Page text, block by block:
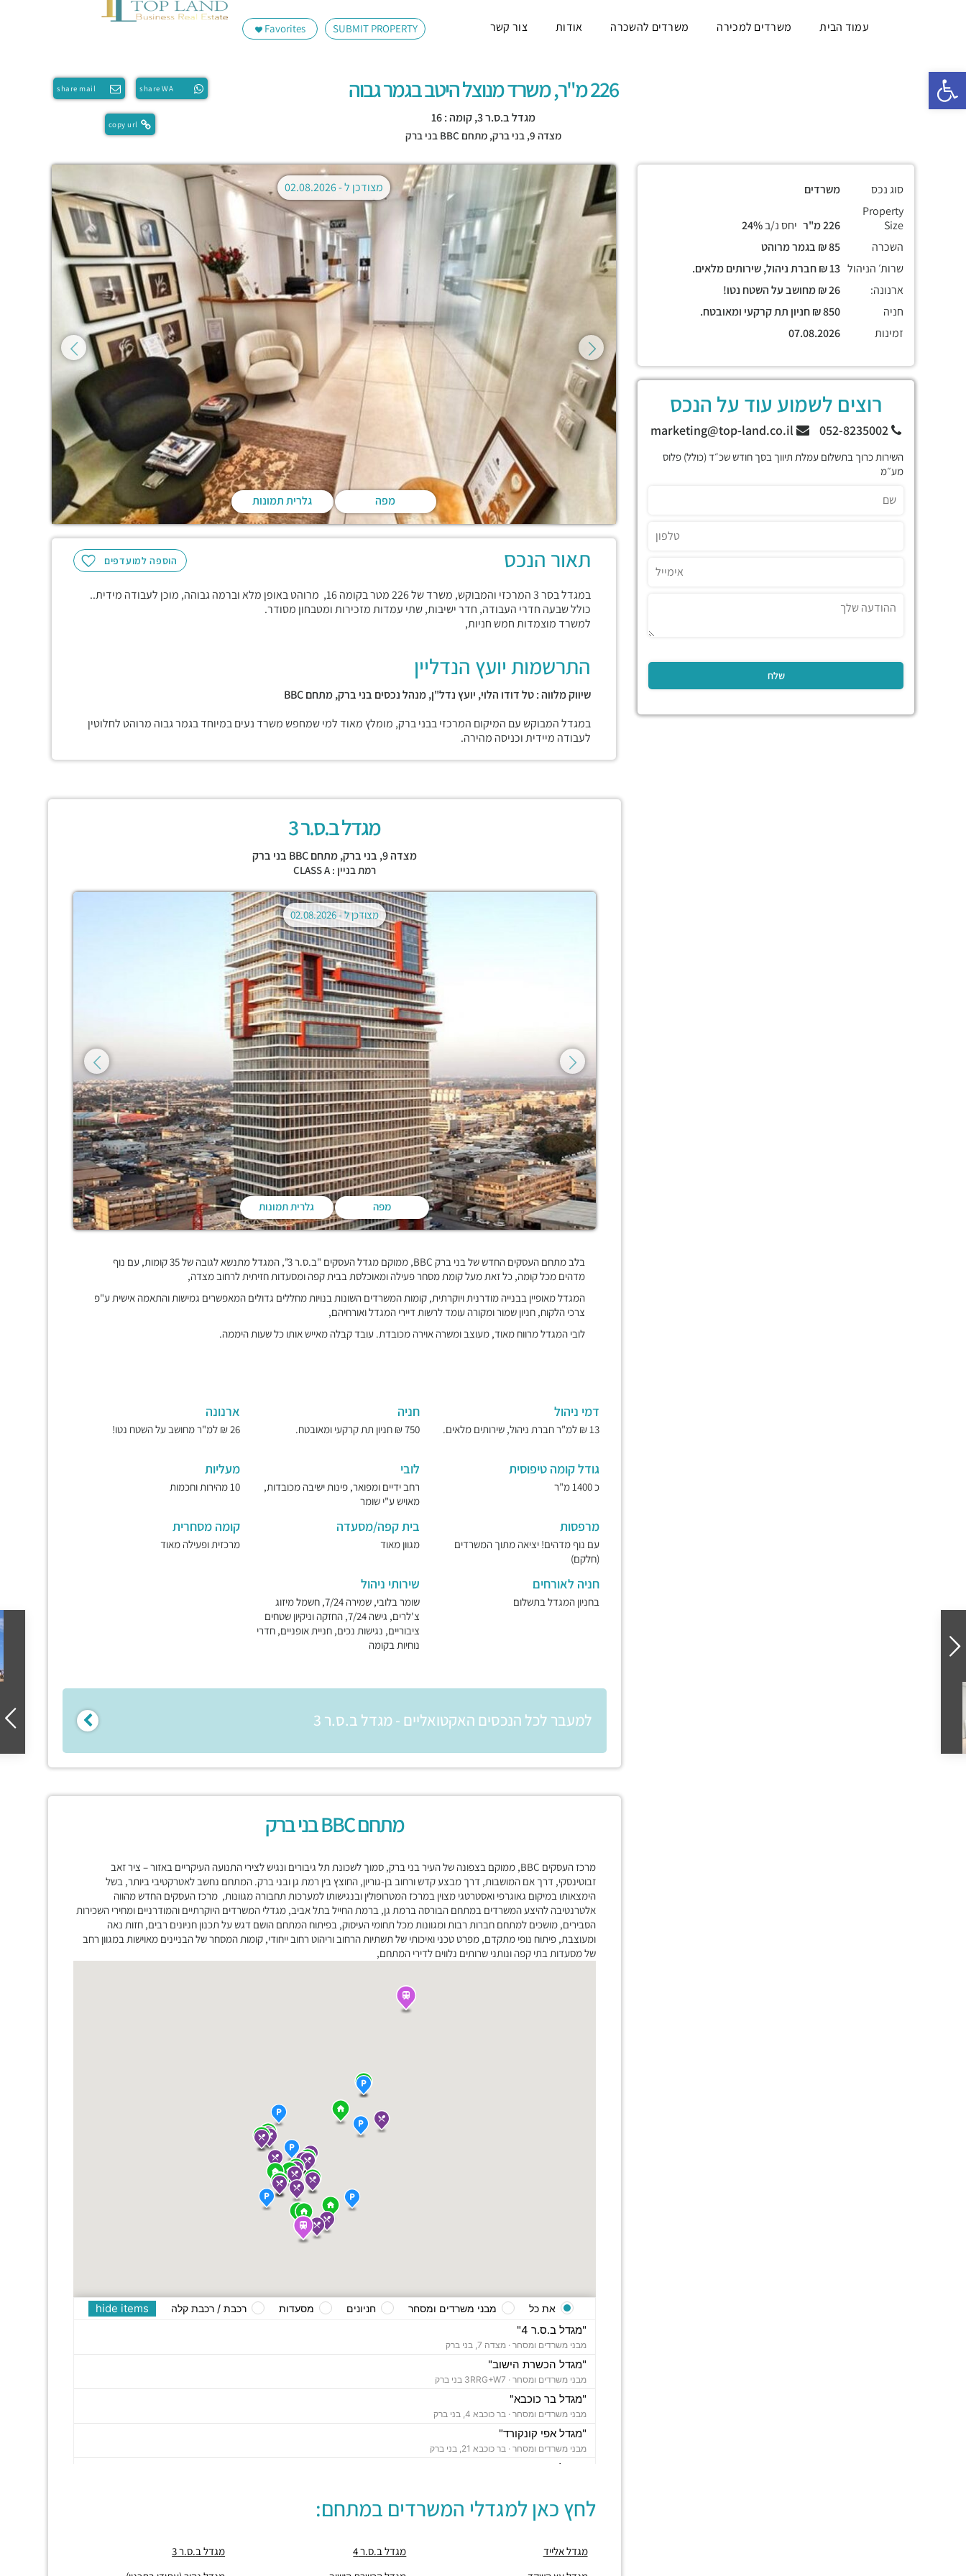
פתח סרגל נגישות
SUBMIT PROPERTY
Favorites עמוד הבית משרדים למכירה משרדים להשכרה אודות צור קשר
share WA
share mail
copy url
226 מ"ר, משרד מנוצל היטב בגמר גבוה
מגדל ב.ס.ר 3, קומה : 16
מצדה 9, בני ברק,מתחם BBC בני ברק
מפה גלרית תמונות
מצודכן ל -
הוספה למועדפים תאור הנכס
במגדל בסר 3 המרכזי והמבוקש, משרד של 226 מטר בקומה 16, מרוהט באופן מלא וברמה גבוהה, מוכן לעבודה מידית..
כולל שבעה חדרי העבודה, חדר ישיבות, שתי עמדות מזכירות ומטבחון מסודר.
למשרד מוצמדות חמש חניות,
התרשמות יועץ הנדליין
שיווק מלווה : טל דודו הלוי, יועץ נדל"ן, מנהל נכסים בני ברק, מתחםBBC
במגדל המבוקש עם המיקום המרכזי בבני ברק, מומלץ מאוד למי שמחפש משרד נעים במיוחד בגמר גבוה מרוהט לחלוטין
לעבודה מיידית וכניסה מהירה.
סוג נכס
משרדים
Property
Size
יחס נ/ב
השכרה
שרות׳ הניהול
ארנונה:
חניה
זמינות
רוצים לשמוע עוד על הנכס
השירות כרוך בתשלום עמלת תיווך בסך חודש שכ״ד (כולל) פלוס
מע״מ
מגדל ב.ס.ר 3
מצדה 9, בני ברק,מתחם BBC בני ברק
רמת בניין : CLASS A
מפה גלרית תמונות
מצודכן ל -02.08.2026
בלב מתחם העסקים החדש של בני ברק BBC, ממוקם מגדל העסקים "ב.ס.ר 3", המגדל מתנשא לגובה של 35 קומות, עם נוף
מדהים מכל קומה, כל זאת מעל קומת מסחר פעילה ומאוכלסת בבית קפה ומסעדות חזיתית לרחוב מצדה,
המגדל מאופיין בבנייה מודרנית ויוקרתית, קומות המשרדים השונות בנויות מחללים גדולים המאפשרים גמישות והתאמה אישית ע"פ
צרכי הלקוח, חניון שמור ומקורה עומד לרשות דיירי המגדל ואורחיהם,
לובי המגדל מרווח מאוד, מעוצב ומשרה אוירה מכובדת. עובד קבלה מאייש אותו כל שעות היממה.
דמי ניהול
13 ₪ למ"ר חברת ניהול, שירותים מלאים.
חניה
750 ₪ חניון תת קרקעי ומאובטח.
ארנונה
26 ₪ למ"ר מחושב על השטח נטו!
גודל קומה טיפוסית
כ 1400 מ"ר
לובי
רחב ידיים ומפואר, פינות ישיבה מכובדות,
מאויש ע"י שומר
מעליות
10 מהירות וחכמות
מרפסות
עם נוף מדהים! יציאה מתוך המשרדים
(חלקם)
בית קפה/מסעדה
מגוון מאוד
קומה מסחרית
מרכזית ופעילה מאוד
חניה לאורחים
בחניון המגדל בתשלום
שירותי ניהול
שומר בלובי, שמירה 7/24, חשמל מיזוג
צ'לרים, גישה 7/24, החזקה וניקיון שטחים
ציבוריים, נגישות נכים, חניית אופניים, חדרי
נוחיות בקומה
למעבר לכל הנכסים האקטואליים - מגדל ב.ס.ר 3
מתחם BBC בני ברק
מרכז העסקים BBC, ממוקם בצפונה של העיר בני ברק, סמוך לשכונת תל גיבורים ונגיש לצירי התנועה העיקריים באזור – ציר זאב
זבוטינסקי, דרך אם המושבות, דרך מבצע קדש ורחוב בן-גוריון, החוצץ בין רמת גן ובני ברק. המתחם נחשב לאטרקטיבי ביותר, בשל
הימצאותו במיקום גאוגרפי ואסטרטגי מצוין במרכז המטרופולין ובנגישותו למערכות תחבורה מגוונות, מרכז העסקים החדש מהווה
אלטרנטיבה להיצע המשרדים במתחם הבורסה ברמת גן, ברמת החייל בתל אביב, מגדלי המשרדים היוקרתיים והמודרניים ומחירי השכירות
הסבירים, מושכים למתחם חברות רבות ומגוונות מכל תחומי העיסוק, בפיתוח המתחם הושם דגש על תכנון חניונים רבים, חזות נאה
ומעוצבת, פיתוח נופי מתקדם, מפרט טכני ואיכותי של תשתיות הרחוב וריהוט רחוב ייחודי, קומות המסחר של הבניינים מאוישות במגוון רחב
של מסעדות בתי קפה ונותני שרותים נלווים לדירי המתחם,
"מגדל ב.ס.ר 4"
מבני משרדים ומסחר · מצדה 7, בני ברק
"מגדל הכשרת הישוב"
מבני משרדים ומסחר ·
"מגדל בר כוכבא"
מבני משרדים ומסחר · בר כוכבא 4, בני ברק
"מגדל אפי קונקורד"
מבני משרדים ומסחר · בר כוכבא 21, בני ברק
"מגדל צ'מפיון"
"בית סלע"
מבני משרדים ומסחר ·ברוך הירש 14, בני ברק
מבני משרדים ומסחר ·
"בית ישראכרט" (STUDIO TOWER)
hide items את כל מבני משרדים ומסחר חניונים מסעדות רכבת / רכבת קלה
לחץ כאן למגדלי המשרדים במתחם:
מגדל אלייד מגדל ב.ס.ר 4
מגדל ב.ס.ר 3